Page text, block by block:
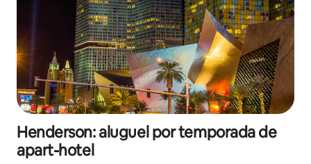
Henderson: aluguel por temporada de
apart-hotel